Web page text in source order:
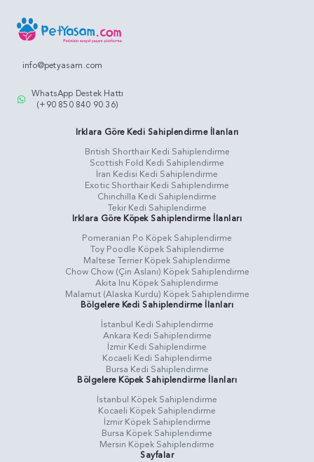
info@petyasam.com
WhatsApp Destek Hattı
(+90 850 840 90 36)
Irklara Göre Kedi Sahiplendirme İlanları
British Shorthair Kedi Sahiplendirme
Scottish Fold Kedi Sahiplendirme
İran Kedisi Kedi Sahiplendirme
Exotic Shorthair Kedi Sahiplendirme
Chinchilla Kedi Sahiplendirme
Tekir Kedi Sahiplendirme
Irklara Göre Köpek Sahiplendirme İlanları
Pomeranian Po Köpek Sahiplendirme
Toy Poodle Köpek Sahiplendirme
Maltese Terrier Köpek Sahiplendirme
Chow Chow (Çin Aslanı) Köpek Sahiplendirme
Akita Inu Köpek Sahiplendirme
Malamut (Alaska Kurdu) Köpek Sahiplendirme
Bölgelere Kedi Sahiplendirme İlanları
İstanbul Kedi Sahiplendirme
Ankara Kedi Sahiplendirme
İzmir Kedi Sahiplendirme
Kocaeli Kedi Sahiplendirme
Bursa Kedi Sahiplendirme
Bölgelere Köpek Sahiplendirme İlanları
İstanbul Köpek Sahiplendirme
Kocaeli Köpek Sahiplendirme
İzmir Köpek Sahiplendirme
Bursa Köpek Sahiplendirme
Mersin Köpek Sahiplendirme
Sayfalar